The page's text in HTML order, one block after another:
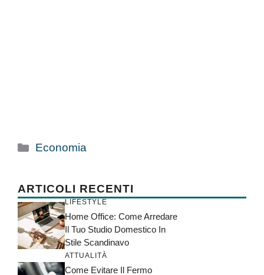
Categorie
Economia
ARTICOLI RECENTI
LIFESTYLE
Home Office: Come Arredare
Il Tuo Studio Domestico In
Stile Scandinavo
ATTUALITÀ
Come Evitare Il Fermo